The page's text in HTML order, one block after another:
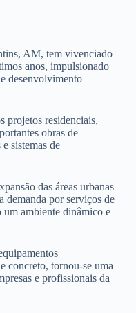
AM, tem vivenciado
anos, impulsionado
desenvolvimento
projetos residenciais,
obras de
sistemas de
das áreas urbanas
demanda por serviços de
um ambiente dinâmico e
concreto, tornou-se uma
e profissionais da